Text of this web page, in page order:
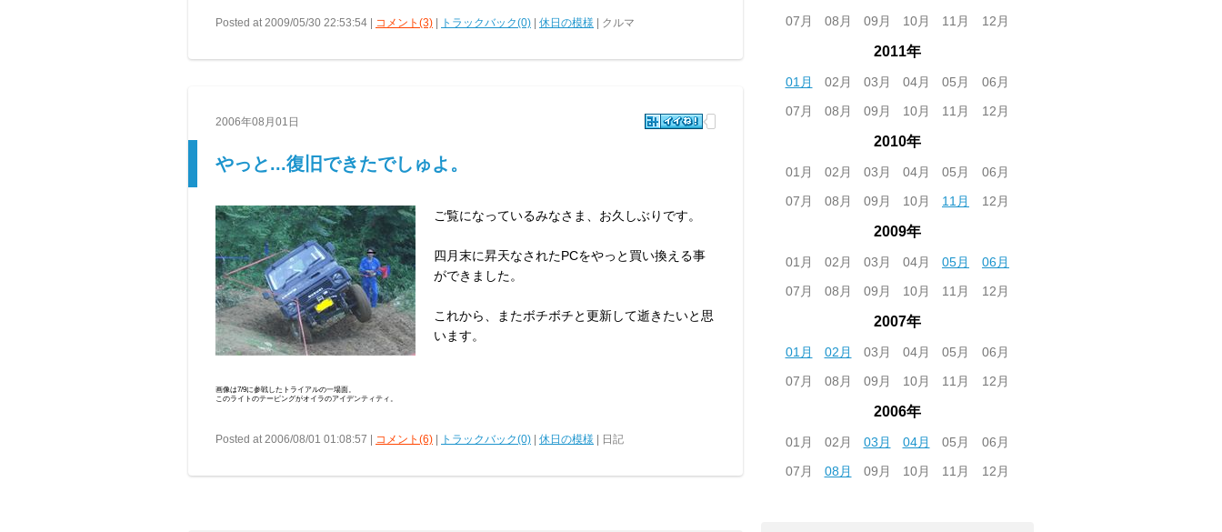
Posted at 2009/05/30 22:53:54 | コメント(3) トラックバック(0) 休日の模様 | クルマ
2006年08月01日
やっと...復旧できたでしゅよ。
ご覧になっているみなさま、お久しぶりです。
四月末に昇天なされたPCをやっと買い換える事
ができました。
これから、またボチボチと更新して逝きたいと思
います。
画像は7/9に参戦したトライアルの一場面。
このライトのテーピングがオイラのアイデンティティ。
Posted at 2006/08/01 01:08:57 | コメント(6) トラックバック(0) 休日の模様 | 日記
07月
08月 09月 10月 11月 12月
2011年
01月 02月 03月 04月 05月
06月
07月
08月 09月 10月 11月 12月
2010年
01月 02月 03月 04月 05月
06月
07月
08月 09月 10月 11月 12月
2009年
01月 02月 03月 04月 05月
06月
07月
08月 09月 10月 11月 12月
2007年
01月 02月 03月 04月 05月
06月
07月
08月 09月 10月 11月 12月
2006年
01月 02月 03月 04月 05月
06月
07月
08月 09月 10月 11月 12月